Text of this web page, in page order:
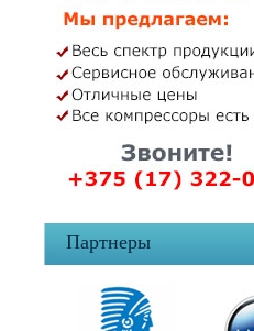
Партнеры